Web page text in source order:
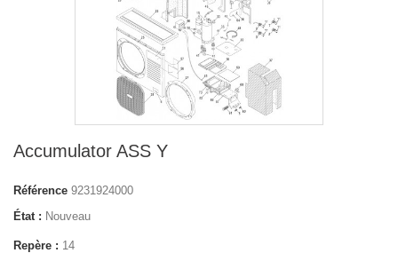
Accumulator ASS Y
Référence 9231924000
État : Nouveau
Repère : 14